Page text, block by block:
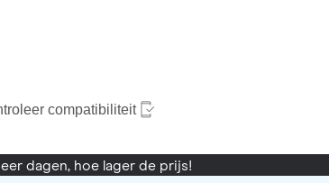
compatibiliteit
dagen, hoe lager de prijs!